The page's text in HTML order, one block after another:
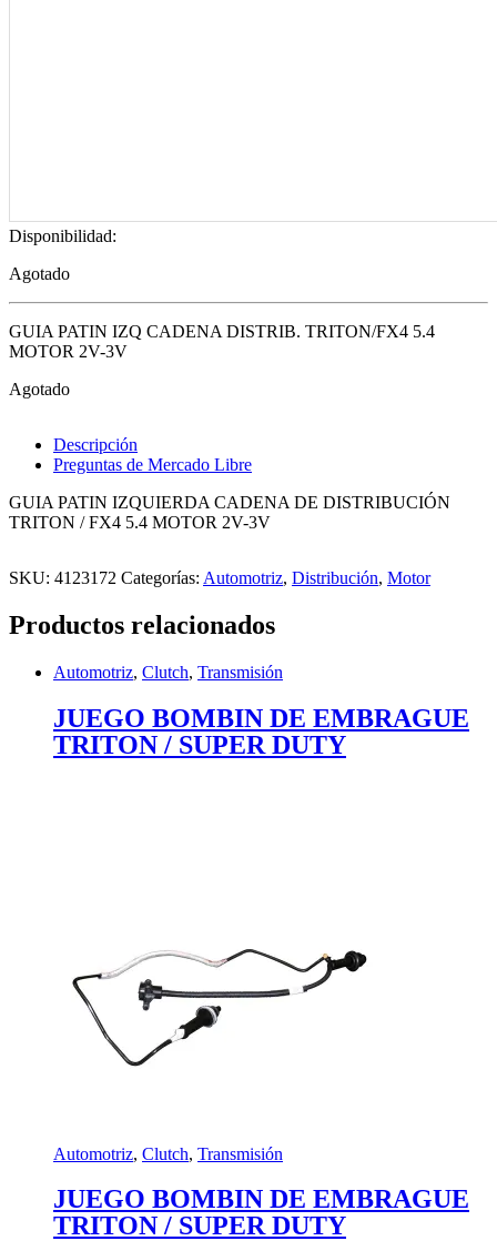
Disponibilidad:
Agotado
GUIA PATIN IZQ CADENA DISTRIB. TRITON/FX4 5.4
MOTOR 2V-3V
Agotado
Descripción
Preguntas de Mercado Libre
GUIA PATIN IZQUIERDA CADENA DE DISTRIBUCIÓN
TRITON / FX4 5.4 MOTOR 2V-3V
SKU: 4123172 Categorías: Automotriz, Distribución, Motor
Productos relacionados
Automotriz, Clutch, Transmisión
JUEGO BOMBIN DE EMBRAGUE
TRITON / SUPER DUTY
Automotriz, Clutch, Transmisión
JUEGO BOMBIN DE EMBRAGUE
TRITON / SUPER DUTY